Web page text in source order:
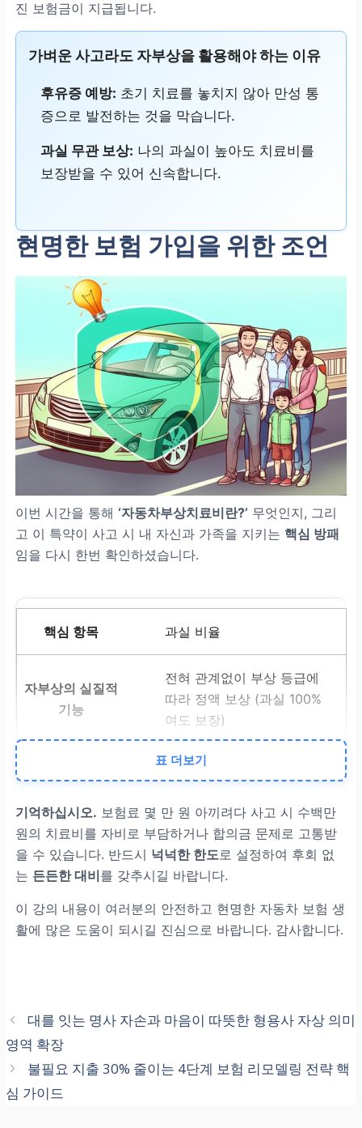
진 보험금이 지급됩니다.
가벼운 사고라도 자부상을 활용해야 하는 이유
후유증 예방: 초기 치료를 놓치지 않아 만성 통
증으로 발전하는 것을 막습니다.
과실 무관 보상: 나의 과실이 높아도 치료비를
보장받을 수 있어 신속합니다.
현명한 보험 가입을 위한 조언
이번 시간을 통해 ‘자동차부상치료비란?’ 무엇인지, 그리
고 이 특약이 사고 시 내 자신과 가족을 지키는 핵심 방패
임을 다시 한번 확인하셨습니다.
과실 비율
전혀 관계없이 부상 등급에
따라 정액 보상 (과실 100%
여도 보장)
운전자 본인과 차량에 탑승
한 모든 동승자
표 더보기
기억하십시오. 보험료 몇 만 원 아끼려다 사고 시 수백만
원의 치료비를 자비로 부담하거나 합의금 문제로 고통받
을 수 있습니다. 반드시 넉넉한 한도로 설정하여 후회 없
는 든든한 대비를 갖추시길 바랍니다.
이 강의 내용이 여러분의 안전하고 현명한 자동차 보험 생
활에 많은 도움이 되시길 진심으로 바랍니다. 감사합니다.
대를 잇는 명사 자손과 마음이 따뜻한 형용사 자상 의미
영역 확장
불필요 지출 30% 줄이는 4단계 보험 리모델링 전략 핵
심 가이드